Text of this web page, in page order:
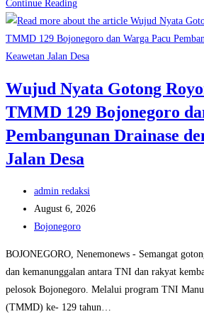
Continue ReadingTMMD
129
Bojonegoro:
‘Suntik’
Balita
dan
Hamil
Demi
Depan
Bebas
Stunting
Wujud Nyata Gotong
TMMD 129 Bojonegoro
Pembangunan Drainase
Jalan Desa
Post
author:
admin redaksi
Post
published:
August 6, 2026
Post
Bojonegoro
BOJONEGORO, Nenemonews - Semangat
dan kemanunggalan antara TNI dan rakyat
pelosok Bojonegoro. Melalui program TNI
(TMMD) ke- 129 tahun…